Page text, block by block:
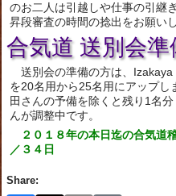
のお二人は引越しや仕事の引継
昇段審査の時間の捻出をお願いし
合気道 送別会準
送別会の準備の方は、
を20名用から25名用にアップし
田さんの予備を除くと残り1名
んが調整中です。
２０１８年の本日迄の合気道
／３４日
Share: